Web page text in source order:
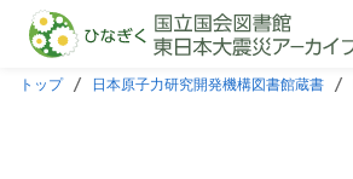
本文に飛ぶ
トップ 日本原子力研究開発機構図書館蔵書